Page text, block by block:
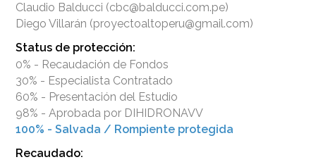
Claudio Balducci (cbc@balducci.com.pe)
Diego Villarán (proyectoaltoperu@gmail.com)
Status de protección:
0% - Recaudación de Fondos
30% - Especialista Contratado
60% - Presentación del Estudio
98% - Aprobada por DIHIDRONAVV
100% - Salvada / Rompiente protegida
Recaudado: